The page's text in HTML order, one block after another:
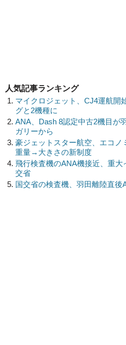
人気記事ランキング
マイクロジェット、CJ4運航
グと2機種に
ANA、Dash 8認定中古2機目
ガリーから
豪ジェットスター航空、エコ
重量→大きさの新制度
飛行検査機のANA機接近、重
交省
国交省の検査機、羽田離陸直